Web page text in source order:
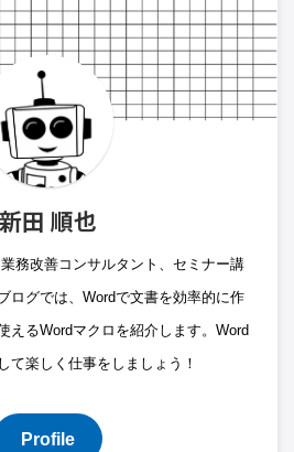
新田 順也
務改善コンサルタント、セミナー講
ログでは、Wordで文書を効率的に作
えるWordマクロを紹介します。Word
て楽しく仕事をしましょう！
Profile